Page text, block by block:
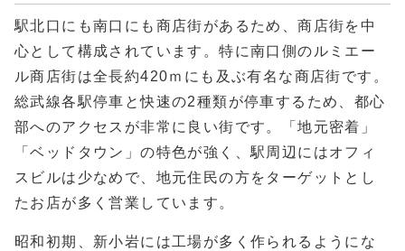
駅北口にも南口にも商店街があるため、商店街を中
心として構成されています。特に南口側のルミエー
ル商店街は全長約420ｍにも及ぶ有名な商店街です。
総武線各駅停車と快速の2種類が停車するため、都心
部へのアクセスが非常に良い街です。「地元密着」
「ベッドタウン」の特色が強く、駅周辺にはオフィ
スビルは少なめで、地元住民の方をターゲットとし
たお店が多く営業しています。
昭和初期、新小岩には工場が多く作られるようにな